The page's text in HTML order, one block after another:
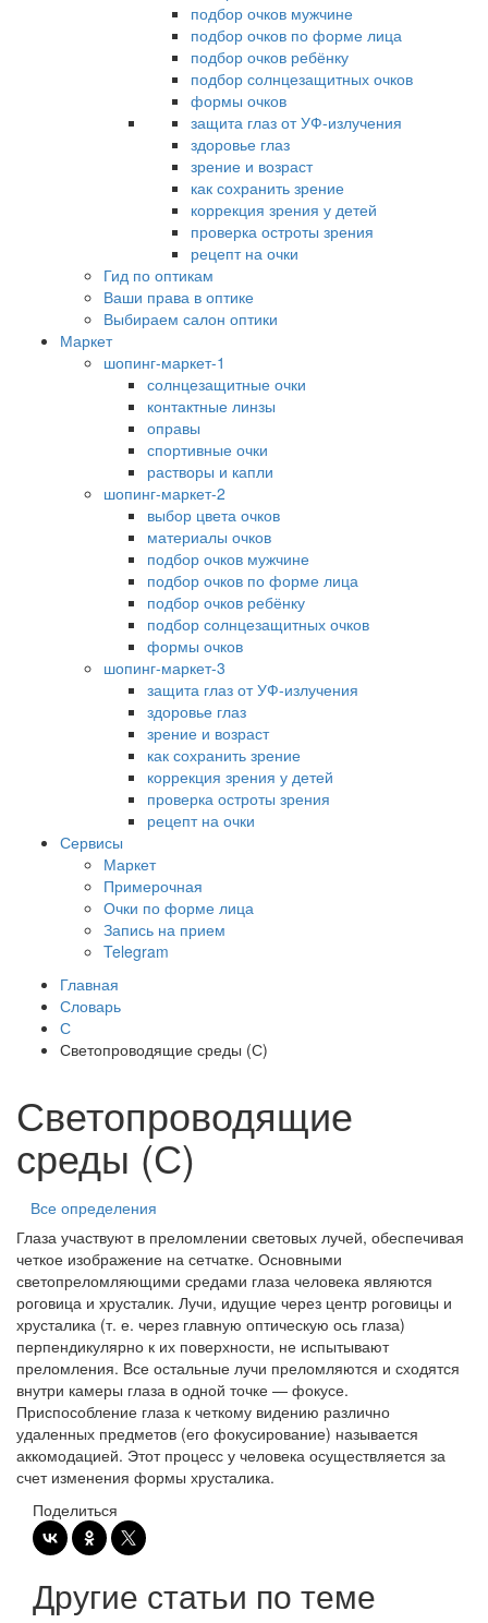
подбор очков мужчине
подбор очков по форме лица
подбор очков ребёнку
подбор солнцезащитных очков
формы очков
защита глаз от УФ-излучения
здоровье глаз
зрение и возраст
как сохранить зрение
коррекция зрения у детей
проверка остроты зрения
рецепт на очки
Гид по оптикам
Ваши права в оптике
Выбираем салон оптики
Маркет
шопинг-маркет-1
солнцезащитные очки
контактные линзы
оправы
спортивные очки
растворы и капли
шопинг-маркет-2
выбор цвета очков
материалы очков
подбор очков мужчине
подбор очков по форме лица
подбор очков ребёнку
подбор солнцезащитных очков
формы очков
шопинг-маркет-3
защита глаз от УФ-излучения
здоровье глаз
зрение и возраст
как сохранить зрение
коррекция зрения у детей
проверка остроты зрения
рецепт на очки
Сервисы
Маркет
Примерочная
Очки по форме лица
Запись на прием
Telegram
Главная
Словарь
С
Светопроводящие среды (С)
Светопроводящие
среды (С)
Все определения
Глаза участвуют в преломлении световых лучей, обеспечивая
четкое изображение на сетчатке. Основными
светопреломляющими средами глаза человека являются
роговица и хрусталик. Лучи, идущие через центр роговицы и
хрусталика (т. е. через главную оптическую ось глаза)
перпендикулярно к их поверхности, не испытывают
преломления. Все остальные лучи преломляются и сходятся
внутри камеры глаза в одной точке — фокусе.
Приспособление глаза к четкому видению различно
удаленных предметов (его фокусирование) называется
аккомодацией. Этот процесс у человека осуществляется за
счет изменения формы хрусталика.
Поделиться
Другие статьи по теме